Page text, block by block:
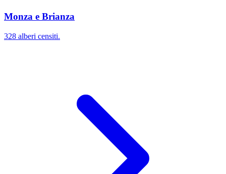
Monza e Brianza
328 alberi censiti.